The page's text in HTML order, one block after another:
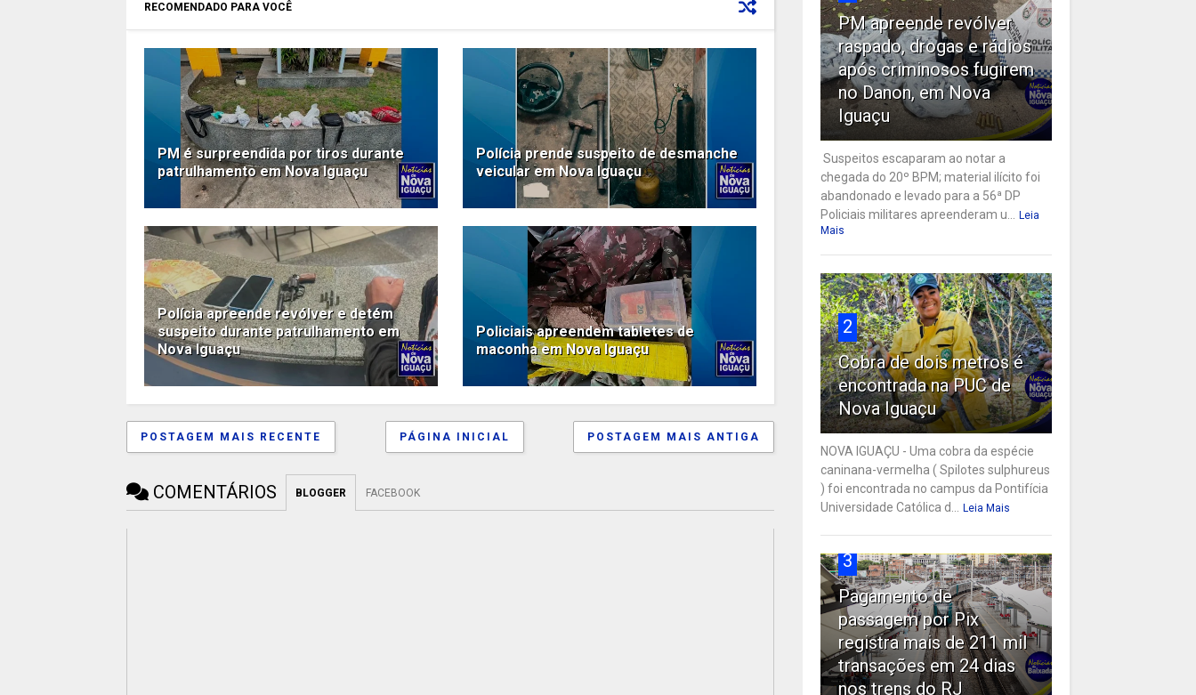
RECOMENDADO PARA VOCÊ
PM é surpreendida por tiros durante
patrulhamento em Nova Iguaçu
Polícia prende suspeito de desmanche
veicular em Nova Iguaçu
Polícia apreende revólver e detém
suspeito durante patrulhamento em
Nova Iguaçu
Policiais apreendem tabletes de
maconha em Nova Iguaçu
POSTAGEM MAIS RECENTE POSTAGEM MAIS ANTIGA
PÁGINA INICIAL
COMENTÁRIOS BLOGGER FACEBOOK
PM apreende revólver
raspado, drogas e rádios
após criminosos fugirem
no Danon, em Nova
Iguaçu
Suspeitos escaparam ao notar a
chegada do 20º BPM; material ilícito foi
abandonado e levado para a 56ª DP
Policiais militares apreenderam u...
Leia
Mais
2
Cobra de dois metros é
encontrada na PUC de
Nova Iguaçu
NOVA IGUAÇU - Uma cobra da espécie
caninana-vermelha ( Spilotes sulphureus
) foi encontrada no campus da Pontifícia
Universidade Católica d...
Leia Mais
3
Pagamento de
passagem por Pix
registra mais de 211 mil
transações em 24 dias
nos trens do RJ